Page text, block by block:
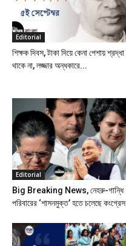
Editorial
শিক্ষক দিবস, টাকা দিয়ে কেনা পেশায় শ্রদ্ধা
থাকে না, লজ্জার অন্ধকারে...
Editorial
Big Breaking News, নেহরু-গান্ধি
পরিবারের ‘শাসনমুক্ত’ হতে চলেছে কংগ্রেস